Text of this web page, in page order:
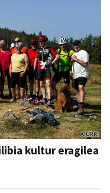
kultur eragilea